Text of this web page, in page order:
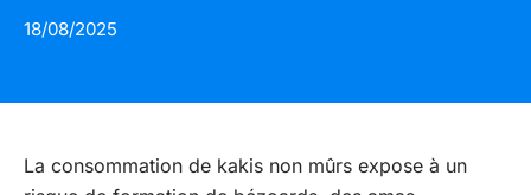
18/08/2025
La consommation de kakis non mûrs expose à un